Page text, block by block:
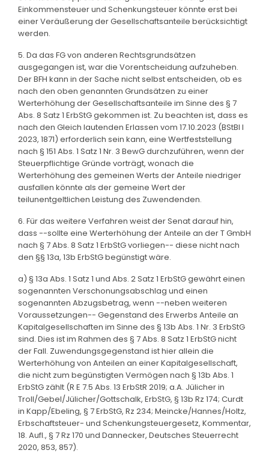
Einkommensteuer und Schenkungsteuer könnte erst bei
einer Veräußerung der Gesellschaftsanteile berücksichtigt
werden.
5. Da das FG von anderen Rechtsgrundsätzen
ausgegangen ist, war die Vorentscheidung aufzuheben.
Der BFH kann in der Sache nicht selbst entscheiden, ob es
nach den oben genannten Grundsätzen zu einer
Werterhöhung der Gesellschaftsanteile im Sinne des § 7
Abs. 8 Satz 1 ErbStG gekommen ist. Zu beachten ist, dass es
nach den Gleich lautenden Erlassen vom 17.10.2023 (BStBl I
2023, 1871) erforderlich sein kann, eine Wertfeststellung
nach § 151 Abs. 1 Satz 1 Nr. 3 BewG durchzuführen, wenn der
Steuerpflichtige Gründe vorträgt, wonach die
Werterhöhung des gemeinen Werts der Anteile niedriger
ausfallen könnte als der gemeine Wert der
teilunentgeltlichen Leistung des Zuwendenden.
6. Für das weitere Verfahren weist der Senat darauf hin,
dass --sollte eine Werterhöhung der Anteile an der T GmbH
nach § 7 Abs. 8 Satz 1 ErbStG vorliegen-- diese nicht nach
den §§ 13a, 13b ErbStG begünstigt wäre.
a) § 13a Abs. 1 Satz 1 und Abs. 2 Satz 1 ErbStG gewährt einen
sogenannten Verschonungsabschlag und einen
sogenannten Abzugsbetrag, wenn --neben weiteren
Voraussetzungen-- Gegenstand des Erwerbs Anteile an
Kapitalgesellschaften im Sinne des § 13b Abs. 1 Nr. 3 ErbStG
sind. Dies ist im Rahmen des § 7 Abs. 8 Satz 1 ErbStG nicht
der Fall. Zuwendungsgegenstand ist hier allein die
Werterhöhung von Anteilen an einer Kapitalgesellschaft,
die nicht zum begünstigten Vermögen nach § 13b Abs. 1
ErbStG zählt (R E 7.5 Abs. 13 ErbStR 2019; a.A. Jülicher in
Troll/Gebel/Jülicher/Gottschalk, ErbStG, § 13b Rz 174; Curdt
in Kapp/Ebeling, § 7 ErbStG, Rz 234; Meincke/Hannes/Holtz,
Erbschaftsteuer- und Schenkungsteuergesetz, Kommentar,
18. Aufl., § 7 Rz 170 und Dannecker, Deutsches Steuerrecht
2020, 853, 857).